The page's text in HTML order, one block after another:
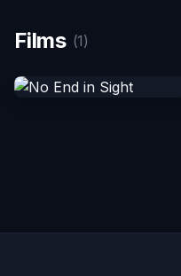
Films (1)